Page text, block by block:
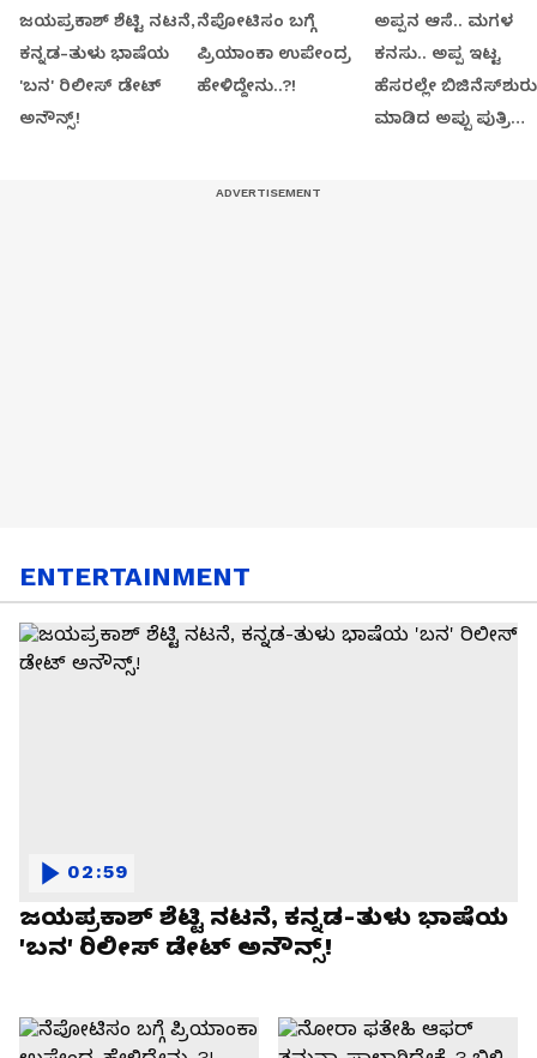
ಜಯಪ್ರಕಾಶ್ ಶೆಟ್ಟಿ ನಟನೆ,
ಕನ್ನಡ-ತುಳು ಭಾಷೆಯ
'ಬನ' ರಿಲೀಸ್ ಡೇಟ್
ಅನೌನ್ಸ್!
ನೆಪೋಟಿಸಂ ಬಗ್ಗೆ
ಪ್ರಿಯಾಂಕಾ ಉಪೇಂದ್ರ
ಹೇಳಿದ್ದೇನು..?!
ಅಪ್ಪನ ಆಸೆ.. ಮಗಳ
ಕನಸು.. ಅಪ್ಪ ಇಟ್ಟ
ಹೆಸರಲ್ಲೇ ಬಿಜಿನೆಸ್​ಶುರು
ಮಾಡಿದ ಅಪ್ಪು ಪುತ್ರಿ
ENTERTAINMENT
ಜಯಪ್ರಕಾಶ್ ಶೆಟ್ಟಿ ನಟನೆ, ಕನ್ನಡ-ತುಳು ಭಾಷೆಯ
'ಬನ' ರಿಲೀಸ್ ಡೇಟ್ ಅನೌನ್ಸ್!
02:59